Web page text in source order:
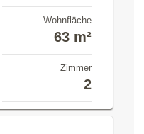
Wohnfläche
63 m²
Zimmer
2